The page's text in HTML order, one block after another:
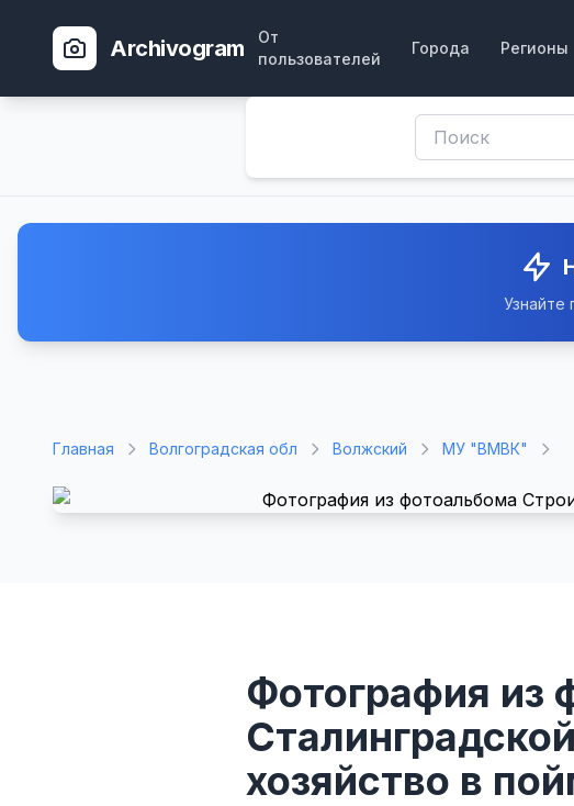
Archivogram
От
пользователей
Города Регионы
Узнайте
Главная Волгоградская обл Волжский МУ "ВМВК"
Фотография из
хозяйство в